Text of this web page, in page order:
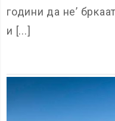
години да не’
и [...]